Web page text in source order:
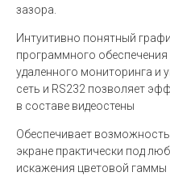
зазора.
Интуитивно понятный
программного обеспечения
удаленного мониторинга и
сеть и RS232 позволяет
в составе видеостены
Обеспечивает
экране практически под
искажения цветовой гаммы